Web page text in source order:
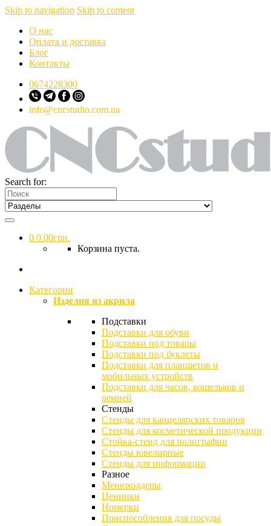
Skip to navigation Skip to content
О нас
Оплата и доставка
Блог
Контакты
0674228300
info@cncstudio.com.ua
Search for:
0 0.00грн.
Корзина пуста.
Категории
Изделия из акрила
Подставки
Подставки для обуви
Подставки под товары
Подставки под буклеты
Подставки для планшетов и
мобильных устройств
Подставки для часов, кошельков и
ремней
Стенды
Стенды для канцелярских товаров
Стенды для косметической продукции
Стойка-стенд для полиграфии
Стенды ювелирные
Стенды для информации
Разное
Менюхолдеры
Ценники
Номерки
Приспособления для посуды